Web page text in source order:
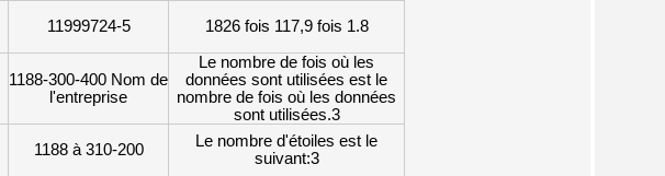
11999724-5 1826 fois 117,9 fois 1.8
1188-300-400 Nom de
l'entreprise
Le nombre de fois où les
données sont utilisées est le
nombre de fois où les données
sont utilisées.3
1188 à 310-200
Le nombre d'étoiles est le
suivant:3